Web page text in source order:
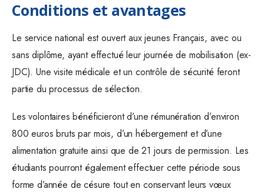
Conditions et avantages
Le service national est ouvert aux jeunes Français, avec ou
sans diplôme, ayant effectué leur journée de mobilisation (ex-
JDC). Une visite médicale et un contrôle de sécurité feront
partie du processus de sélection.
Les volontaires bénéficieront d’une rémunération d’environ
800 euros bruts par mois, d’un hébergement et d’une
alimentation gratuite ainsi que de 21 jours de permission. Les
étudiants pourront également effectuer cette période sous
forme d’année de césure tout en conservant leurs vœux